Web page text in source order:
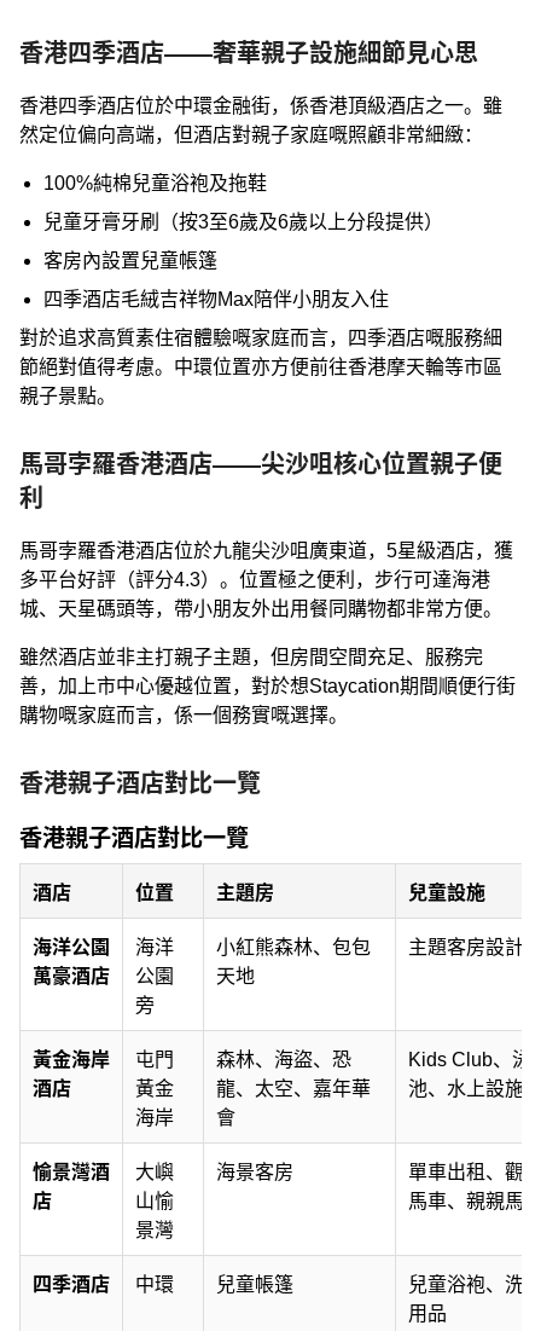
香港四季酒店——奢華親子設施細節見心思
香港四季酒店位於中環金融街，係香港頂級酒店之一。雖
然定位偏向高端，但酒店對親子家庭嘅照顧非常細緻：
100%純棉兒童浴袍及拖鞋
兒童牙膏牙刷（按3至6歲及6歲以上分段提供）
客房內設置兒童帳篷
四季酒店毛絨吉祥物Max陪伴小朋友入住
對於追求高質素住宿體驗嘅家庭而言，四季酒店嘅服務細
節絕對值得考慮。中環位置亦方便前往香港摩天輪等市區
親子景點。
馬哥孛羅香港酒店——尖沙咀核心位置親子便
利
馬哥孛羅香港酒店位於九龍尖沙咀廣東道，5星級酒店，獲
多平台好評（評分4.3）。位置極之便利，步行可達海港
城、天星碼頭等，帶小朋友外出用餐同購物都非常方便。
雖然酒店並非主打親子主題，但房間空間充足、服務完
善，加上市中心優越位置，對於想Staycation期間順便行街
購物嘅家庭而言，係一個務實嘅選擇。
香港親子酒店對比一覽
香港親子酒店對比一覽
酒店 位置 主題房 兒童設施
海洋公園
萬豪酒店
海洋
公園
旁
小紅熊森林、包包
天地
主題客房設計
黃金海岸
酒店
屯門
黃金
海岸
森林、海盜、恐
龍、太空、嘉年華
會
Kids Club、泳
池、水上設施
愉景灣酒
店
大嶼
山愉
景灣
海景客房
單車出租、觀
馬車、親親馬
四季酒店 中環 兒童帳篷
兒童浴袍、洗
用品